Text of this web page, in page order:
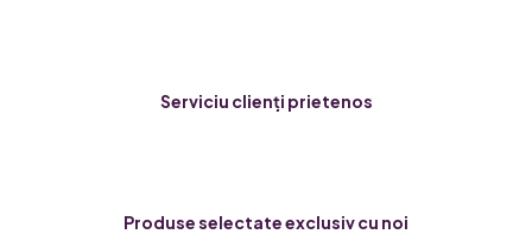
Serviciu clienți prietenos
Produse selectate exclusiv cu noi